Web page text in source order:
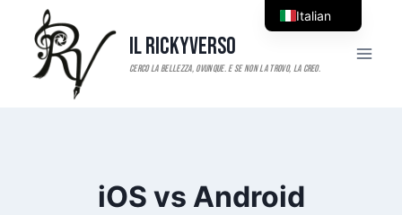
contenuto
Il RickyVerso
iOS vs Android
Italian